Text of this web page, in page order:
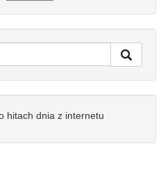
hitach dnia z internetu